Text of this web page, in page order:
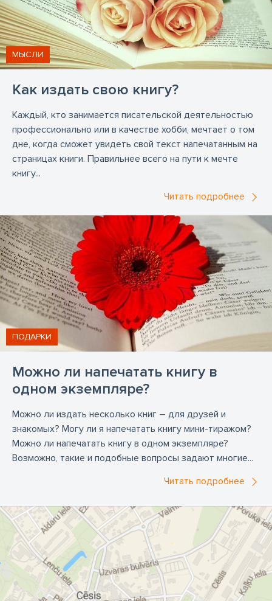
Как издать свою книгу?
МЫСЛИ
Каждый, кто занимается писательской деятельностью
профессионально или в качестве хобби, мечтает о том
дне, когда сможет увидеть свой текст напечатанным на
страницах книги. Правильнее всего на пути к мечте
книгу...
Читать подробнее
Можно ли напечатать книгу в
одном экземпляре?
ПОДАРКИ
Можно ли издать несколько книг – для друзей и
знакомых? Могу ли я напечатать книгу мини-тиражом?
Можно ли напечатать книгу в одном экземпляре?
Возможно, такие и подобные вопросы задают многие...
Читать подробнее